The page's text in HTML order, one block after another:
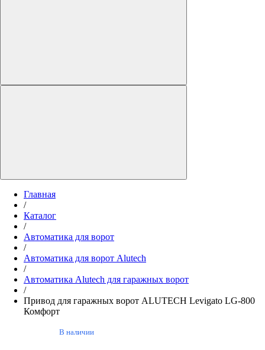
Главная
/
Каталог
/
Автоматика для ворот
/
Автоматика для ворот Alutech
/
Автоматика Alutech для гаражных ворот
/
Привод для гаражных ворот ALUTECH Levigato LG-800
Комфорт
В наличии